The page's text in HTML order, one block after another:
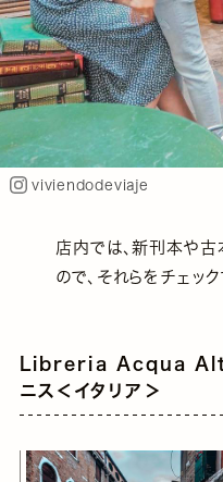
viviendodeviaje
店内では、新刊本や古
ので、それらをチェッ
Libreria Acqua Alta
ニス＜イタリア＞